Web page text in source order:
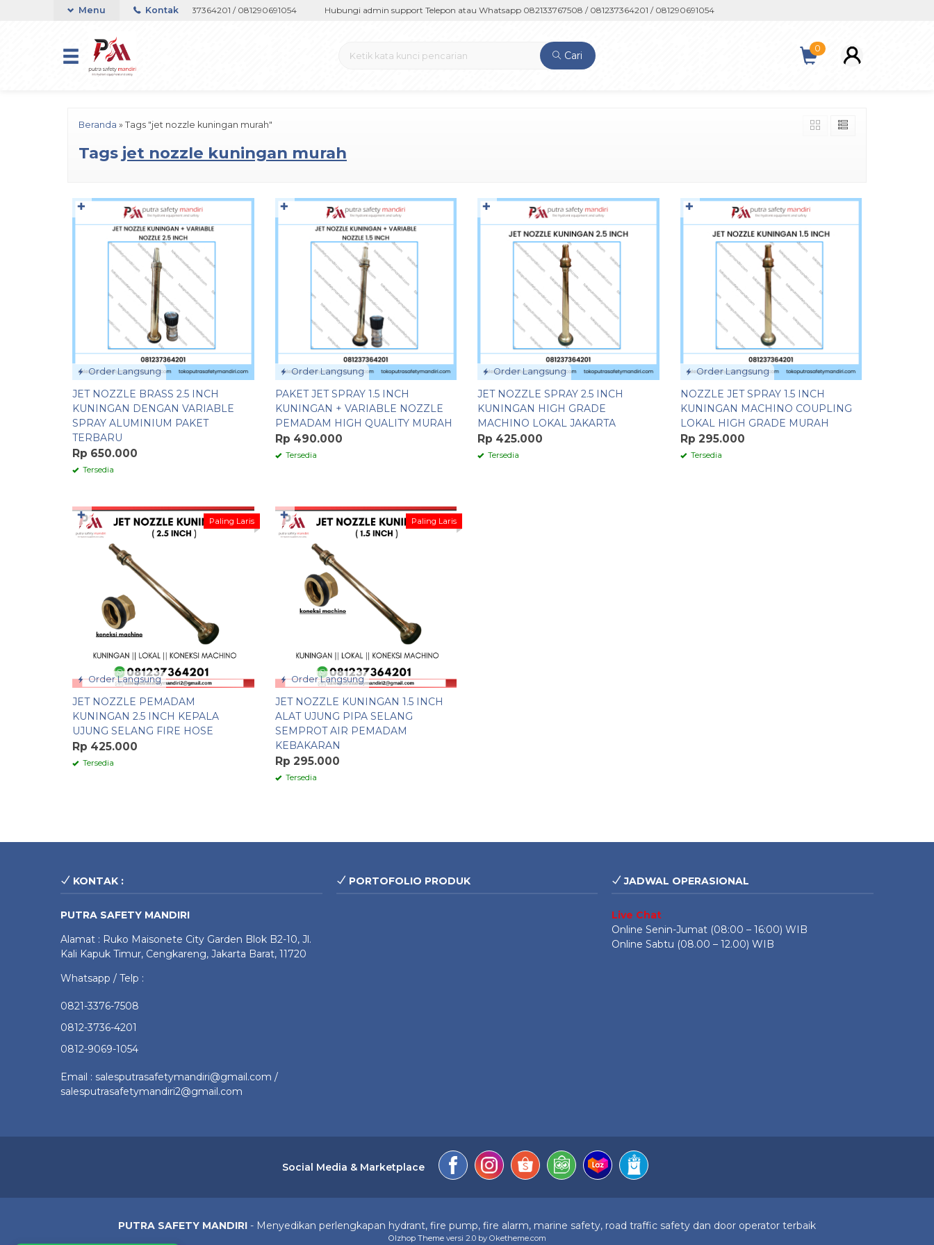
atau Whatsapp 082133767508 / 081237364201 / 081290691054 Hubungi admin support Telepon atau Whatsapp 082133767508 / 081237364201 / 081290691054
Menu Kontak
Cari
0
Beranda » Tags "jet nozzle kuningan murah"
Tags jet nozzle kuningan murah
Order Langsung
JET NOZZLE BRASS 2.5 INCH
KUNINGAN DENGAN VARIABLE
SPRAY ALUMINIUM PAKET
TERBARU
Rp 650.000
Tersedia
✚
Order Langsung
PAKET JET SPRAY 1.5 INCH
KUNINGAN + VARIABLE NOZZLE
PEMADAM HIGH QUALITY MURAH
Rp 490.000
Tersedia
✚
Order Langsung
JET NOZZLE SPRAY 2.5 INCH
KUNINGAN HIGH GRADE
MACHINO LOKAL JAKARTA
Rp 425.000
Tersedia
✚
Order Langsung
NOZZLE JET SPRAY 1.5 INCH
KUNINGAN MACHINO COUPLING
LOKAL HIGH GRADE MURAH
Rp 295.000
Tersedia
✚
Order Langsung
Paling Laris
JET NOZZLE PEMADAM
KUNINGAN 2.5 INCH KEPALA
UJUNG SELANG FIRE HOSE
Rp 425.000
Tersedia
✚
Order Langsung
Paling Laris
JET NOZZLE KUNINGAN 1.5 INCH
ALAT UJUNG PIPA SELANG
SEMPROT AIR PEMADAM
KEBAKARAN
Rp 295.000
Tersedia
✚
KONTAK :
PUTRA SAFETY MANDIRI
Alamat : Ruko Maisonete City Garden Blok B2-10, Jl.
Kali Kapuk Timur, Cengkareng, Jakarta Barat, 11720
Whatsapp / Telp :
0821-3376-7508
0812-3736-4201
0812-9069-1054
Email : salesputrasafetymandiri@gmail.com /
salesputrasafetymandiri2@gmail.com
PORTOFOLIO PRODUK JADWAL OPERASIONAL
Live Chat
Online Senin-Jumat (08:00 – 16:00) WIB
Online Sabtu (08.00 – 12.00) WIB
Social Media & Marketplace
PUTRA SAFETY MANDIRI - Menyedikan perlengkapan hydrant, fire pump, fire alarm, marine safety, road traffic safety dan door operator terbaik
Olzhop Themeversi 2.0 by Oketheme.com